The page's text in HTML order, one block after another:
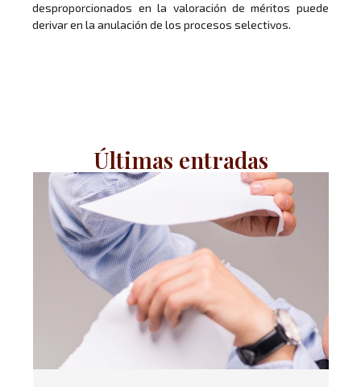
desproporcionados en la valoración de méritos puede
derivar en la anulación de los procesos selectivos.
Últimas entradas